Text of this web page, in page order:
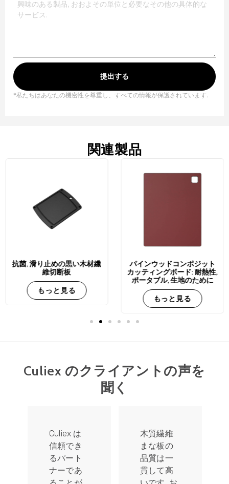
提出する
*私たちはあなたの機密性を尊重し、すべての情報が保護されています.
関連製品
抗菌, 滑り止めの黒い木材繊
維切断板
もっと見る
パインウッドコンポジット
カッティングボード: 耐熱性,
ポータブル, 生地のために
もっと見る
Culiex のクライアントの声を
聞く
Culiex は
信頼でき
るパート
ナーであ
木質繊維
まな板の
品質は一
貫して高